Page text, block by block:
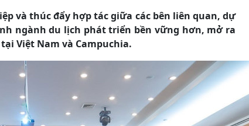
và thúc đẩy hợp tác giữa các bên liên quan, dự
ngành du lịch phát triển bền vững hơn, mở ra
Việt Nam và Campuchia.